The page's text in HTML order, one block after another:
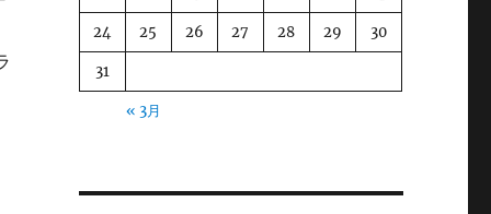
24 25 26 27 28 29 30
31
« 3月